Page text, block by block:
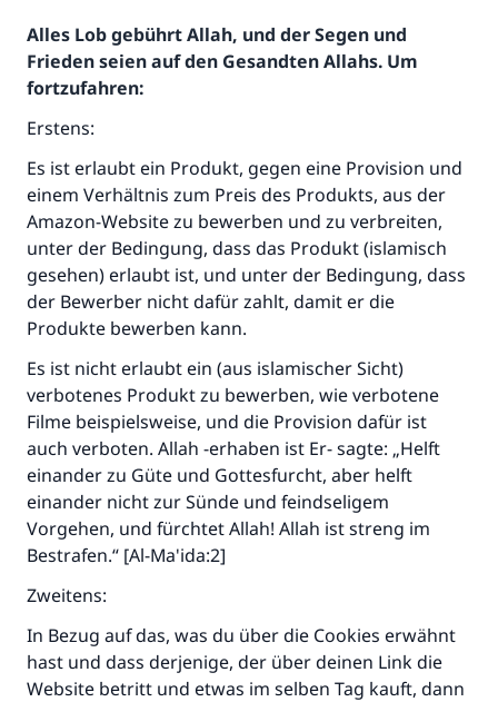
Alles Lob gebührt Allah, und der Segen und
Frieden seien auf den Gesandten Allahs. Um
fortzufahren:
Erstens:
Es ist erlaubt ein Produkt, gegen eine Provision und
einem Verhältnis zum Preis des Produkts, aus der
Amazon-Website zu bewerben und zu verbreiten,
unter der Bedingung, dass das Produkt (islamisch
gesehen) erlaubt ist, und unter der Bedingung, dass
der Bewerber nicht dafür zahlt, damit er die
Produkte bewerben kann.
Es ist nicht erlaubt ein (aus islamischer Sicht)
verbotenes Produkt zu bewerben, wie verbotene
Filme beispielsweise, und die Provision dafür ist
auch verboten. Allah -erhaben ist Er- sagte: „Helft
einander zu Güte und Gottesfurcht, aber helft
einander nicht zur Sünde und feindseligem
Vorgehen, und fürchtet Allah! Allah ist streng im
Bestrafen.“ [Al-Ma'ida:2]
Zweitens:
In Bezug auf das, was du über die Cookies erwähnt
hast und dass derjenige, der über deinen Link die
Website betritt und etwas im selben Tag kauft, dann
Die Antwort Nr. 110845 rettete eine
Der Prophet -Allahs Segen und Frieden auf
ihm- sagte:
"Wer zum Guten aufruft, hat den Lohn
desjenigen, der sie durchführt."
(MUSLIM 1893)
Beitrag dazu